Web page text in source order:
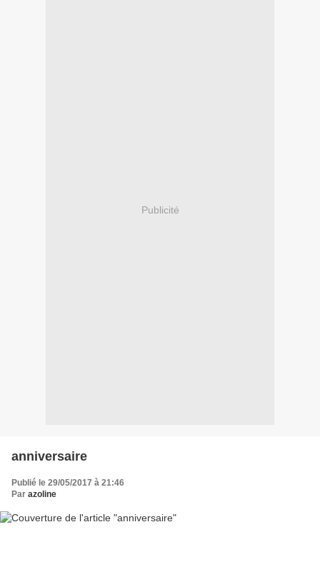
Publicité
anniversaire
Publié le 29/05/2017 à 21:46
Par azoline